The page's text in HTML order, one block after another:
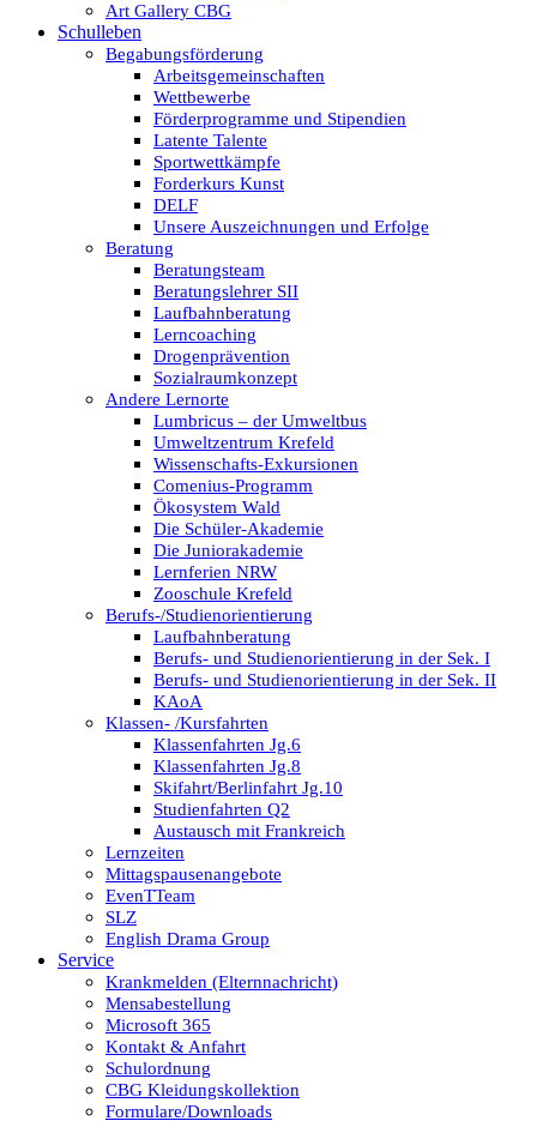
Art Gallery CBG
Schulleben
Begabungsförderung
Arbeitsgemeinschaften
Wettbewerbe
Förderprogramme und Stipendien
Latente Talente
Sportwettkämpfe
Forderkurs Kunst
DELF
Unsere Auszeichnungen und Erfolge
Beratung
Beratungsteam
Beratungslehrer SII
Laufbahnberatung
Lerncoaching
Drogenprävention
Sozialraumkonzept
Andere Lernorte
Lumbricus – der Umweltbus
Umweltzentrum Krefeld
Wissenschafts-Exkursionen
Comenius-Programm
Ökosystem Wald
Die Schüler-Akademie
Die Juniorakademie
Lernferien NRW
Zooschule Krefeld
Berufs-/Studienorientierung
Laufbahnberatung
Berufs- und Studienorientierung in der Sek. I
Berufs- und Studienorientierung in der Sek. II
KAoA
Klassen- /Kursfahrten
Klassenfahrten Jg.6
Klassenfahrten Jg.8
Skifahrt/Berlinfahrt Jg.10
Studienfahrten Q2
Austausch mit Frankreich
Lernzeiten
Mittagspausenangebote
EvenTTeam
SLZ
English Drama Group
Service
Krankmelden (Elternnachricht)
Mensabestellung
Microsoft 365
Kontakt & Anfahrt
Schulordnung
CBG Kleidungskollektion
Formulare/Downloads